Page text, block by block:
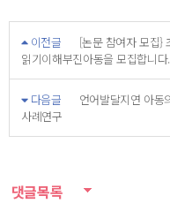
이전글
[논문 참여자 모집}
읽기이해부진아동을 모집합니다.
다음글
언어발달지연 아동
사례연구
댓글목록